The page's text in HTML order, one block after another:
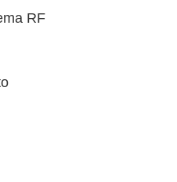
RF